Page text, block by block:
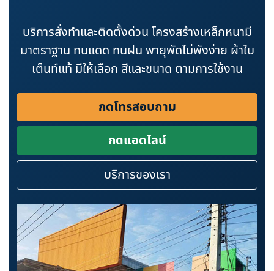
บริการสั่งทำและติดตั้งด่วน โครงสร้างเหล็กหนามี
มาตราฐาน ทนแดด ทนฝน พายุพัดไม่พังง่าย ผ้าใบ
เต็นท์แท้ มีให้เลือก สีและขนาด ตามการใช้งาน
กดโทรสอบถาม
กดแอดไลน์
บริการของเรา